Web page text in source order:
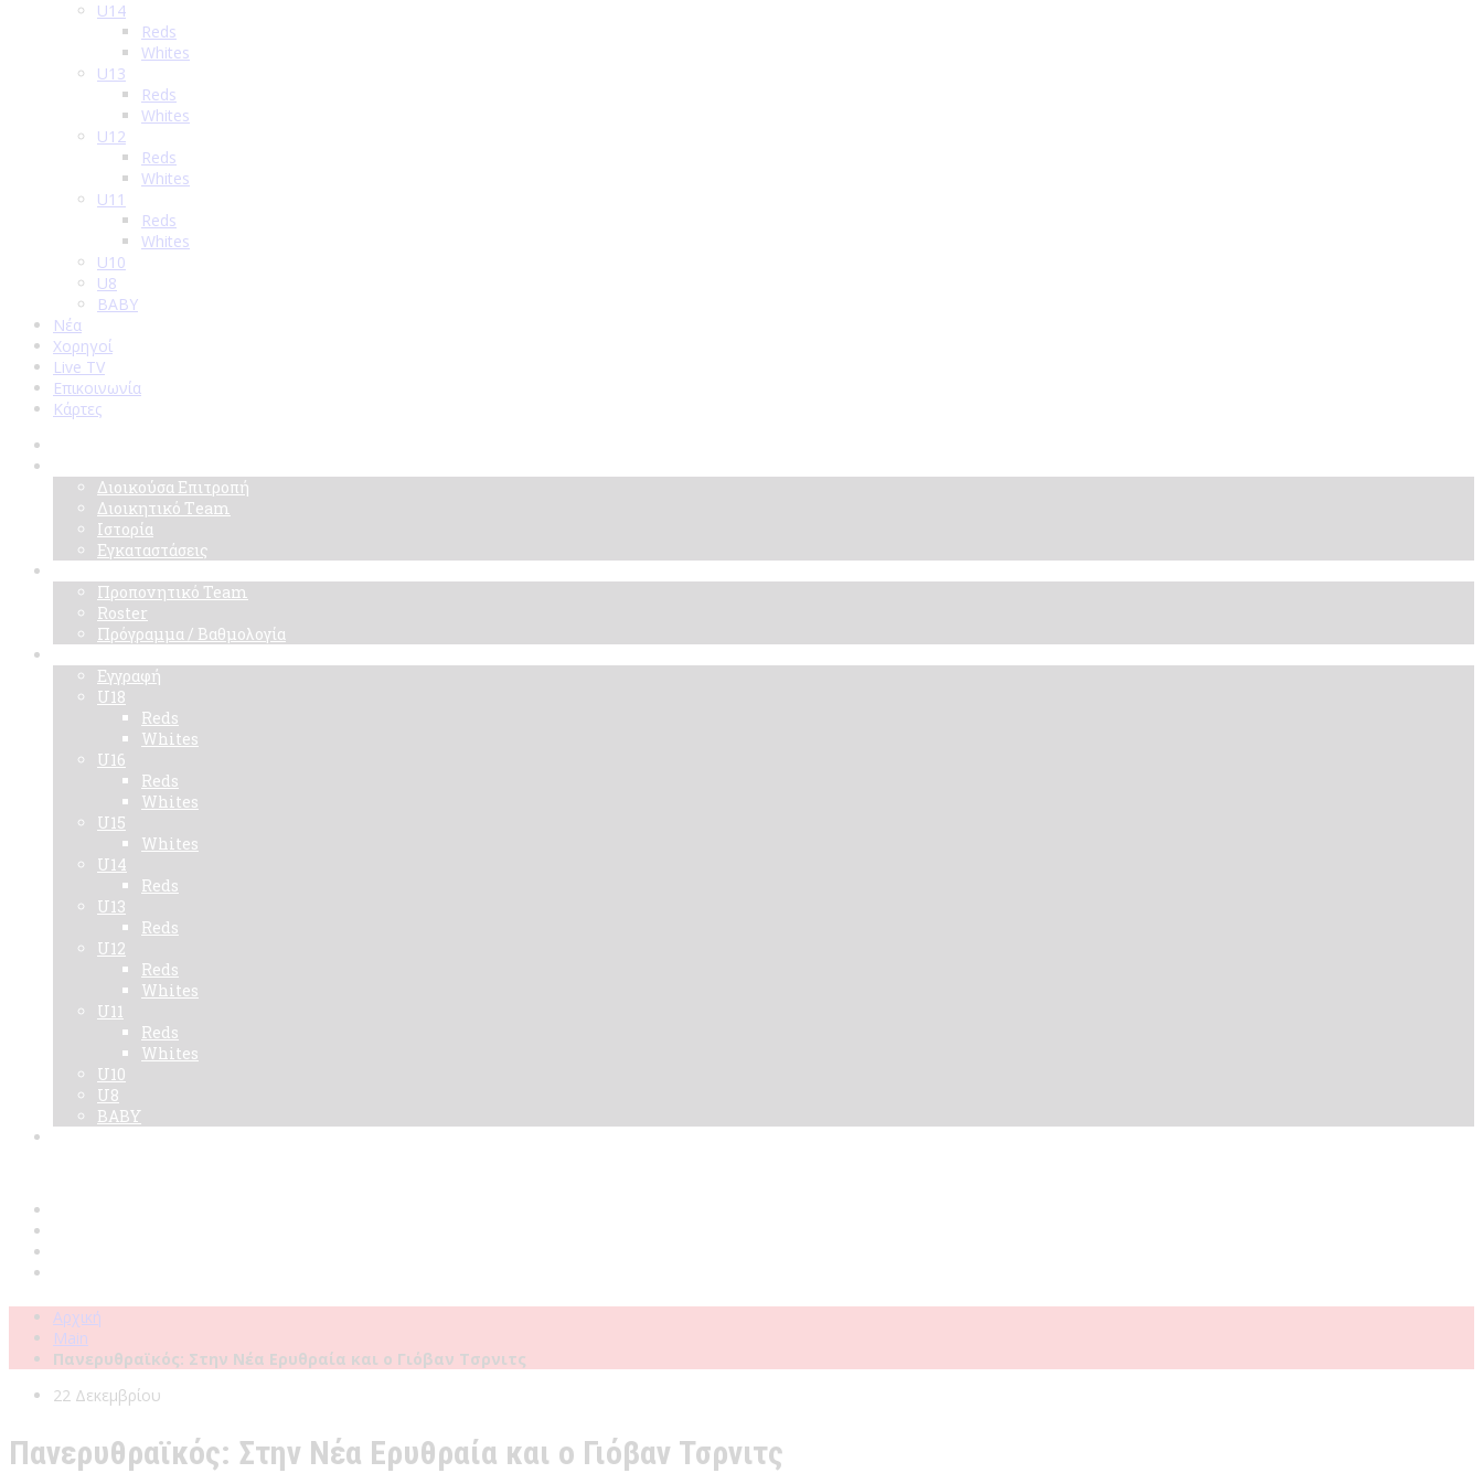
U14
Reds
Whites
U13
Reds
Whites
U12
Reds
Whites
U11
Reds
Whites
U10
U8
BABY
Νέα
Χορηγοί
Live TV
Επικοινωνία
Κάρτες
Διοικούσα Επιτροπή
Διοικητικό Τeam
Ιστορία
Εγκαταστάσεις
Προπονητικό Team
Roster
Πρόγραμμα / Βαθμολογία
Εγγραφή
U18
Reds
Whites
U16
Reds
Whites
U15
Whites
U14
Reds
U13
Reds
U12
Reds
Whites
U11
Reds
Whites
U10
U8
BABY
Αρχική
Main
Πανερυθραϊκός: Στην Νέα Ερυθραία και ο Γιόβαν Τσρνιτς
22 Δεκεμβρίου
Πανερυθραϊκός: Στην Νέα Ερυθραία και ο Γιόβαν Τσρνιτς